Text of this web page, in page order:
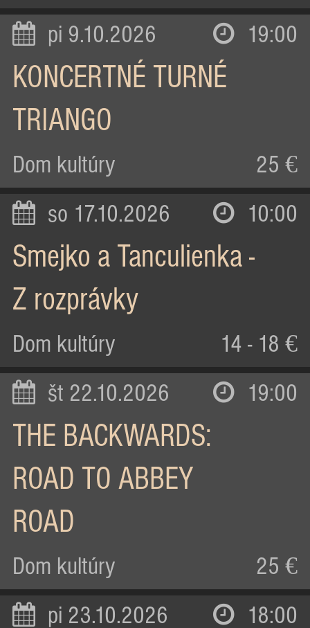
pi 9.10.2026 19:00
KONCERTNÉ TURNÉ
TRIANGO
Dom kultúry 25 €
so 17.10.2026 10:00
Smejko a Tanculienka -
Z rozprávky
Dom kultúry 14 - 18 €
št 22.10.2026 19:00
THE BACKWARDS:
ROAD TO ABBEY
ROAD
Dom kultúry 25 €
pi 23.10.2026 18:00